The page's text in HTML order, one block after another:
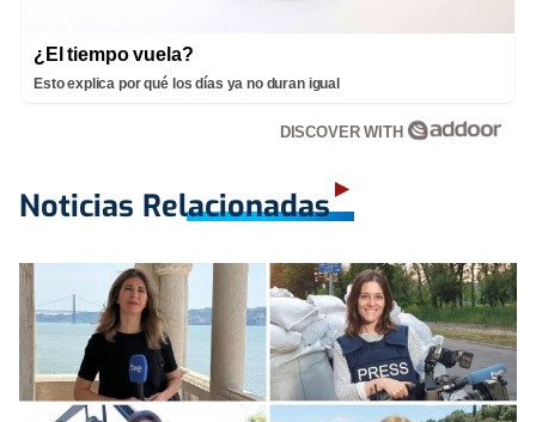
¿El tiempo vuela?
Esto explica por qué los días ya no duran igual
DISCOVER WITH
Noticias Relacionadas